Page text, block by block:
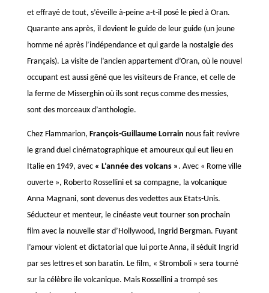
et effrayé de tout, s’éveille à-peine a-t-il posé le pied à Oran.
Quarante ans après, il devient le guide de leur guide (un jeune
homme né après l’indépendance et qui garde la nostalgie des
Français). La visite de l’ancien appartement d’Oran, où le nouvel
occupant est aussi gêné que les visiteurs de France, et celle de
la ferme de Misserghin où ils sont reçus comme des messies,
sont des morceaux d’anthologie.
Chez Flammarion, François-Guillaume Lorrain nous fait revivre
le grand duel cinématographique et amoureux qui eut lieu en
Italie en 1949, avec « L’année des volcans » . Avec « Rome ville
ouverte », Roberto Rossellini et sa compagne, la volcanique
Anna Magnani, sont devenus des vedettes aux Etats-Unis.
Séducteur et menteur, le cinéaste veut tourner son prochain
film avec la nouvelle star d’Hollywood, Ingrid Bergman. Fuyant
l’amour violent et dictatorial que lui porte Anna, il séduit Ingrid
par ses lettres et son baratin. Le film, « Stromboli » sera tourné
sur la célèbre ile volcanique. Mais Rossellini a trompé ses